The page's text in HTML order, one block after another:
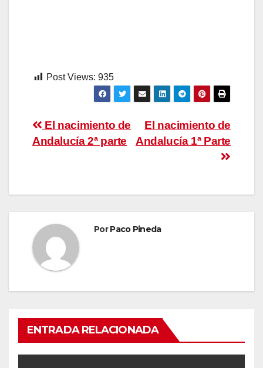
Post Views: 935
Navegación
de
El nacimiento de
Andalucía 1ª Parte
El nacimiento de
Andalucía 2ª parte
PorPaco Pineda
ENTRADA RELACIONADA